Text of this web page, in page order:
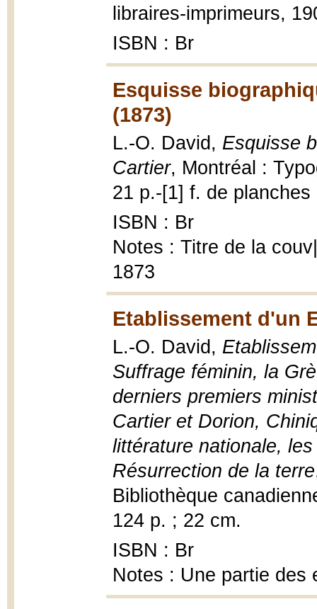
libraires-imprimeurs,
ISBN : Br
Esquisse
(1873)
L.-O. David, Esquisse
Cartier, Montréal :
21 p.-[1] f. de
ISBN : Br
Notes : Titre de la
1873
Etablissement d'un
L.-O. David,
Suffrage féminin, la
derniers premiers
Cartier et Dorion,
littérature nationale,
Résurrection de la terre
Bibliothèque
124 p. ; 22 cm.
ISBN : Br
Notes : Une partie des